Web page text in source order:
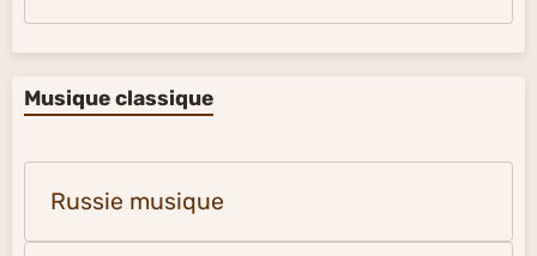
Musique classique
Russie musique